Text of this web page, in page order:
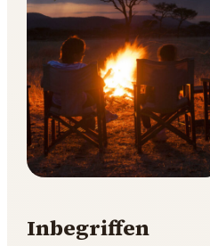
Inbegriffen